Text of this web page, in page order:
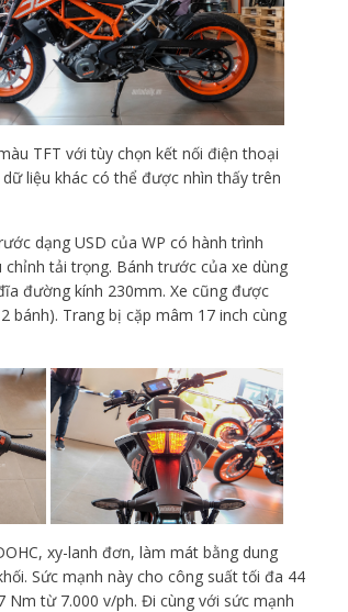
TFT với tùy chọn kết nối điện thoại
liệu khác có thể được nhìn thấy trên
dạng USD của WP có hành trình
tải trọng. Bánh trước của xe dùng
đường kính 230mm. Xe cũng được
bánh). Trang bị cặp mâm 17 inch cùng
xy-lanh đơn, làm mát bằng dung
Sức mạnh này cho công suất tối đa 44
từ 7.000 v/ph. Đi cùng với sức mạnh